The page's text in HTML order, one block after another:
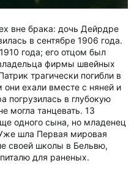
вне брака: дочь Дейрдре
в сентябре 1906 года.
года; его отцом был
фирмы швейных
трагически погибли в
ехали вместе с няней и
погрузилась в глубокую
могла танцевать. 13
одного сына, но младенец
шла Первая мировая
своей школы в Бельвю,
для раненых.